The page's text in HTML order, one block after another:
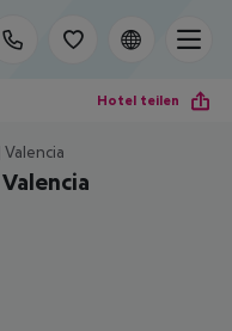
Hotel teilen
Valencia